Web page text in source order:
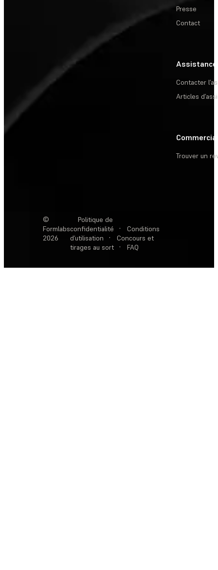
Presse
Contact
Assistance
Contacter
Articles
Commercial
Trouver un
©
Formlabs
2026
Politique de
confidentialité
·
Conditions
d’utilisation
·
Concours et
tirages au sort
· FAQ